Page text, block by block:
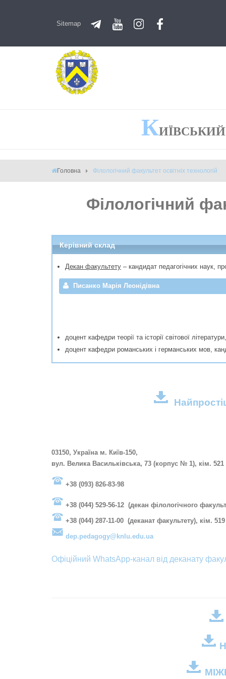
Sitemap
КИЇВСЬКИЙ
Головна Філологічний факультет освітніх технологій
Філологічний
Керівний склад
Декан факультету – кандидат педагогічних наук,
Писанко Марія Леонідівна
доцент кафедри теорії та історії світової
доцент кафедри романських і германських мов,
03150, Україна м. Київ-150,
вул. Велика Васильківська, 73 (корпус № 1), кім. 521
+38 (093) 826-83-98
+38 (044) 529-56-12 (декан філологічного
+38 (044) 287-11-00 (деканат факультету), кім. 519
dep.pedagogy@knlu.edu.ua
Офіційний WhatsApp-канал від деканату